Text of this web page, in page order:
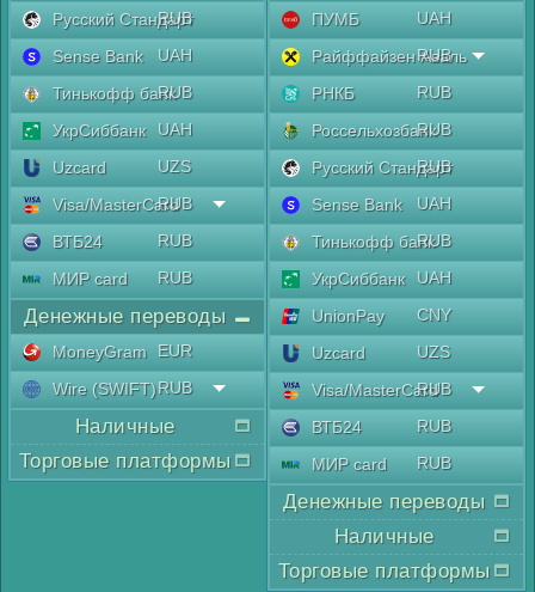
Русский Стандарт
RUB
Sense Bank
UAH
Тинькофф банкRUB
УкрСиббанк
UAH
Uzcard
UZS
Visa/MasterCard
RUB
ВТБ24
RUB
МИР card
RUB
Денежные переводы
MoneyGram
EUR
Wire (SWIFT)RUB
Наличные
Торговые платформы
ПУМБ
UAH
Райффайзен Аваль
RUB
РНКБ
RUB
РоссельхозбанкRUB
Русский Стандарт
RUB
Sense Bank
UAH
Тинькофф банкRUB
УкрСиббанк
UAH
UnionPay
CNY
Uzcard
UZS
Visa/MasterCard
RUB
ВТБ24
RUB
МИР card
RUB
Денежные переводы
Наличные
Торговые платформы